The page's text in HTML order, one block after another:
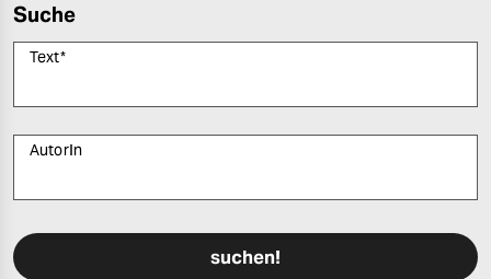
politik
gesellschaft
sport
Suche
Text*
AutorIn